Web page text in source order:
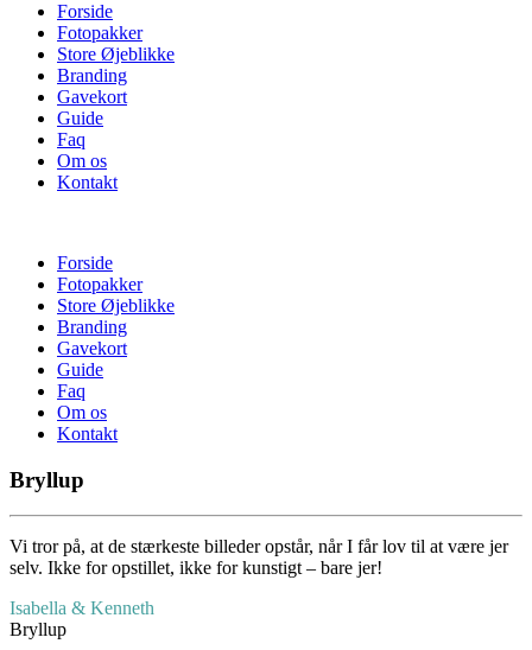
Forside
Fotopakker
Store Øjeblikke
Branding
Gavekort
Guide
Faq
Om os
Kontakt
Forside
Fotopakker
Store Øjeblikke
Branding
Gavekort
Guide
Faq
Om os
Kontakt
Bryllup
Vi tror på, at de stærkeste billeder opstår, når I får lov til at være jer
selv. Ikke for opstillet, ikke for kunstigt – bare jer!
Isabella & Kenneth
Bryllup